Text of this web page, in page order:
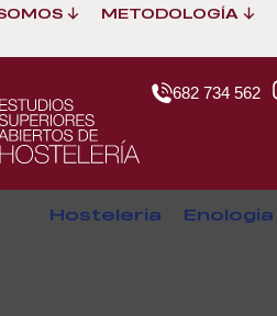
METODOLOGÍA
682 734 562
Hostelería Enología